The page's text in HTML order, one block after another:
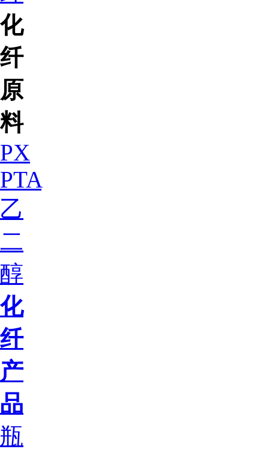
化
纤
原
料
PX
PTA
乙
二
醇
化
纤
产
品
瓶